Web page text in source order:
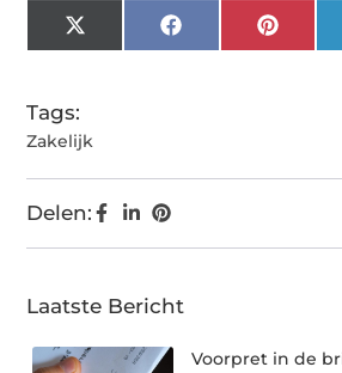
X
(Twitter)
Facebook
Tags:
Zakelijk
Delen:
Laatste Bericht
Voorpret in de